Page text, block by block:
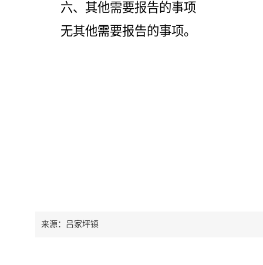
六、其他需要报告的事项
无其他需要报告的事项。
来源：吕家坪镇